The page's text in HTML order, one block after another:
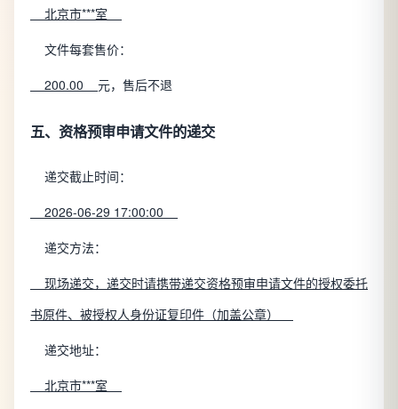
北京市***室
文件每套售价：
200.00 元，售后不退
五、资格预审申请文件的递交
递交截止时间：
2026-06-29 17:00:00
递交方法：
现场递交，递交时请携带递交资格预审申请文件的授权委托
书原件、被授权人身份证复印件（加盖公章）
递交地址：
北京市***室